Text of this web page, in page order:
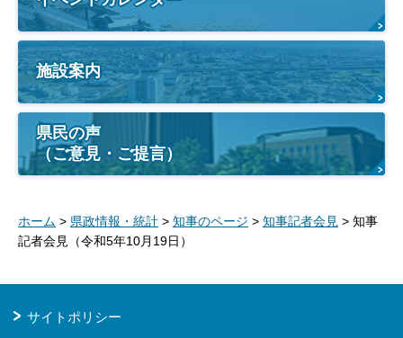
施設案内
県民の声
（ご意見・ご提言）
ホーム > 県政情報・統計 > 知事のページ > 知事記者会見 > 知事
記者会見（令和5年10月19日）
サイトポリシー